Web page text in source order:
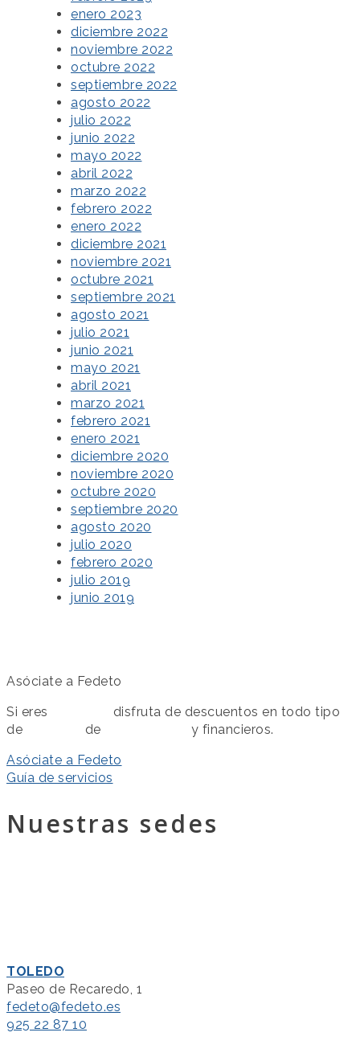
enero 2023
diciembre 2022
noviembre 2022
octubre 2022
septiembre 2022
agosto 2022
julio 2022
junio 2022
mayo 2022
abril 2022
marzo 2022
febrero 2022
enero 2022
diciembre 2021
noviembre 2021
octubre 2021
septiembre 2021
agosto 2021
julio 2021
junio 2021
mayo 2021
abril 2021
marzo 2021
febrero 2021
enero 2021
diciembre 2020
noviembre 2020
octubre 2020
septiembre 2020
agosto 2020
julio 2020
febrero 2020
julio 2019
junio 2019
Asóciate a Fedeto
Si eres
disfruta de descuentos en todo tipo
de
de
y financieros.
Asóciate a Fedeto
Guía de servicios
Nuestras sedes
TOLEDO
Paseo de Recaredo, 1
fedeto@fedeto.es
925 22 87 10